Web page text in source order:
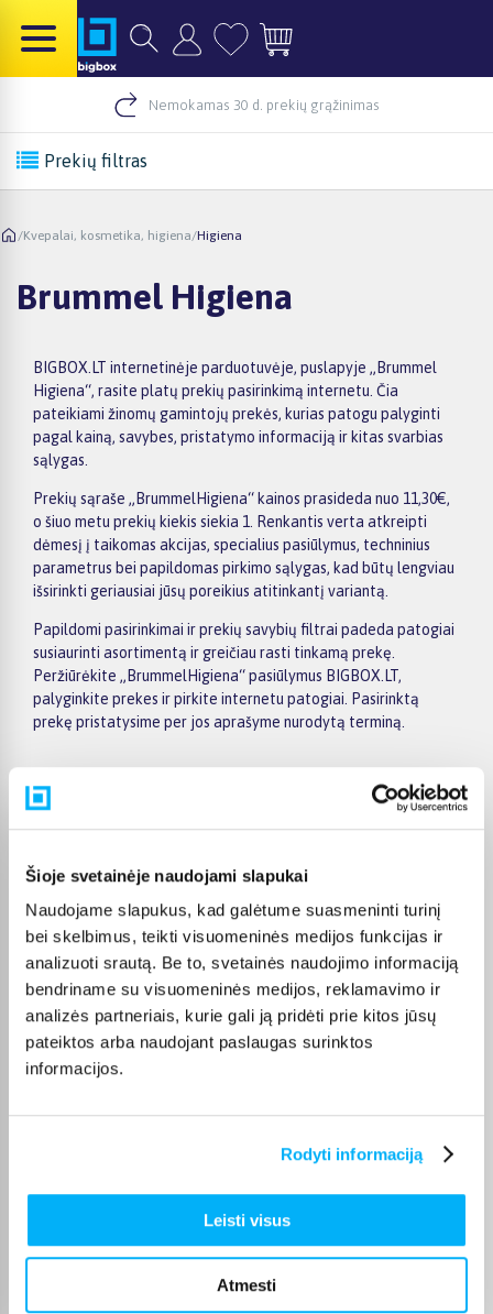
Šioje svetainėje naudojami slapukai
Naudojame slapukus, kad galėtume suasmeninti turinį
bei skelbimus, teikti visuomeninės medijos funkcijas ir
analizuoti srautą. Be to, svetainės naudojimo informaciją
bendriname su visuomeninės medijos, reklamavimo ir
analizės partneriais, kurie gali ją pridėti prie kitos jūsų
pateiktos arba naudojant paslaugas surinktos
informacijos.
Rodyti informaciją
Leisti visus
Atmesti
Nemokamas 30 d. prekių grąžinimas
Prekių filtras
/Kvepalai, kosmetika, higiena/Higiena
Brummel Higiena
BIGBOX.LT internetinėje parduotuvėje, puslapyje „Brummel
Higiena“, rasite platų prekių pasirinkimą internetu. Čia
pateikiami žinomų gamintojų prekės, kurias patogu palyginti
pagal kainą, savybes, pristatymo informaciją ir kitas svarbias
sąlygas.
Prekių sąraše „BrummelHigiena“ kainos prasideda nuo 11,30€,
o šiuo metu prekių kiekis siekia 1. Renkantis verta atkreipti
dėmesį į taikomas akcijas, specialius pasiūlymus, techninius
parametrus bei papildomas pirkimo sąlygas, kad būtų lengviau
išsirinkti geriausiai jūsų poreikius atitinkantį variantą.
Papildomi pasirinkimai ir prekių savybių filtrai padeda patogiai
susiaurinti asortimentą ir greičiau rasti tinkamą prekę.
Peržiūrėkite „BrummelHigiena“ pasiūlymus BIGBOX.LT,
palyginkite prekes ir pirkite internetu patogiai. Pasirinktą
prekę pristatysime per jos aprašyme nurodytą terminą.
Laima M.
Patvirtintas pirkėjas
👍
JOKŪBAS V.